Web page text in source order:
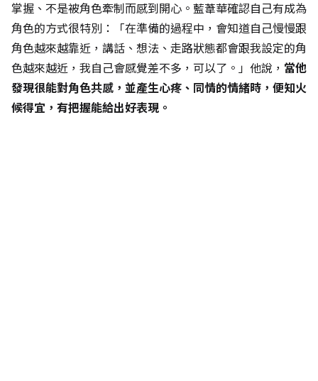
掌握、不是被角色牽制而感到開心。藍葦華確認自己有成為
角色的方式很特別：「在準備的過程中，會知道自己慢慢跟
角色越來越靠近，講話、想法、走路狀態都會跟我設定的角
色越來越近，我自己會感覺差不多，可以了。」他說， 當他
發現很能對角色共感，並產生心疼、同情的情緒時，便知火
候得宜，有把握能給出好表現。